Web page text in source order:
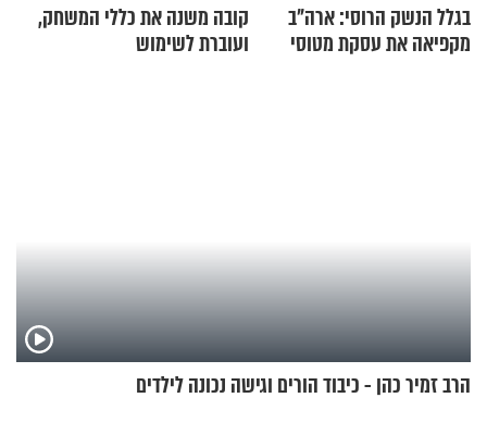
בגלל הנשק הרוסי: ארה"ב
מקפיאה את עסקת מטוסי
קובה משנה את כללי המשחק,
ועוברת לשימוש
הרב זמיר כהן - כיבוד הורים וגישה נכונה לילדים